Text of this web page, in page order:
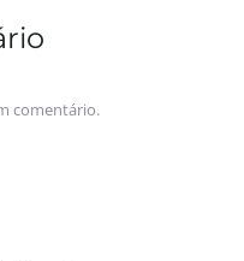
comentário.